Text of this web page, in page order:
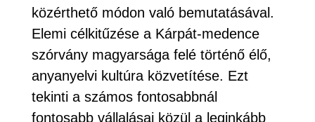
közérthető módon való bemutatásával.
Elemi célkitűzése a Kárpát-medence
szórvány magyarsága felé történő élő,
anyanyelvi kultúra közvetítése. Ezt
tekinti a számos fontosabbnál
fontosabb vállalásai közül a leginkább